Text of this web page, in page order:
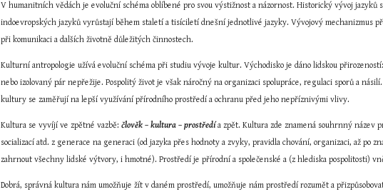
V humanitních vědách je evoluční schéma oblíbené pro svou výstižnost a názornost. Historický vývoj jazyků
indoevropských jazyků vyrůstají během staletí a tisíciletí dnešní jednotlivé jazyky. Vývojový mechanizmus
při komunikaci a dalších životně důležitých činnostech.
Kulturní antropologie užívá evoluční schéma při studiu vývoje kultur. Východisko je dáno lidskou
nebo izolovaný pár nepřežije. Pospolitý život je však náročný na organizaci spolupráce, regulaci sporů a
kultury se zaměřují na lepší využívání přírodního prostředí a ochranu před jeho nepříznivými vlivy.
Kultura se vyvíjí ve zpětné vazbě: člověk – kultura – prostředí a zpět. Kultura zde znamená souhrnný název
socializací atd. z generace na generaci (od jazyka přes hodnoty a zvyky, pravidla chování, organizaci, až po
zahrnout všechny lidské výtvory, i hmotné). Prostředí je přírodní a společenské a (z hlediska pospolitosti)
Dobrá, správná kultura nám umožňuje žít v daném prostředí, umožňuje nám prostředí rozumět a